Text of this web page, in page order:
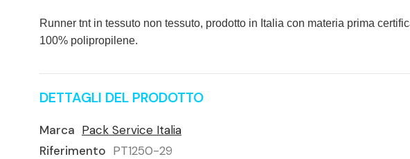
Runner tnt in tessuto non tessuto, prodotto in Italia con materia prima
100% polipropilene.
DETTAGLI DEL PRODOTTO
Marca Pack Service Italia
Riferimento PT1250-29